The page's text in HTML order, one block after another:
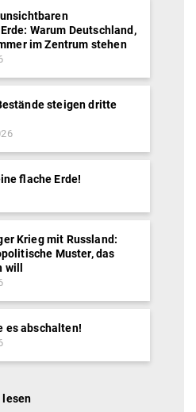
Warum Deutschland,
im Zentrum stehen
steigen dritte
flache Erde!
Krieg mit Russland:
Muster, das
es abschalten!
lesen